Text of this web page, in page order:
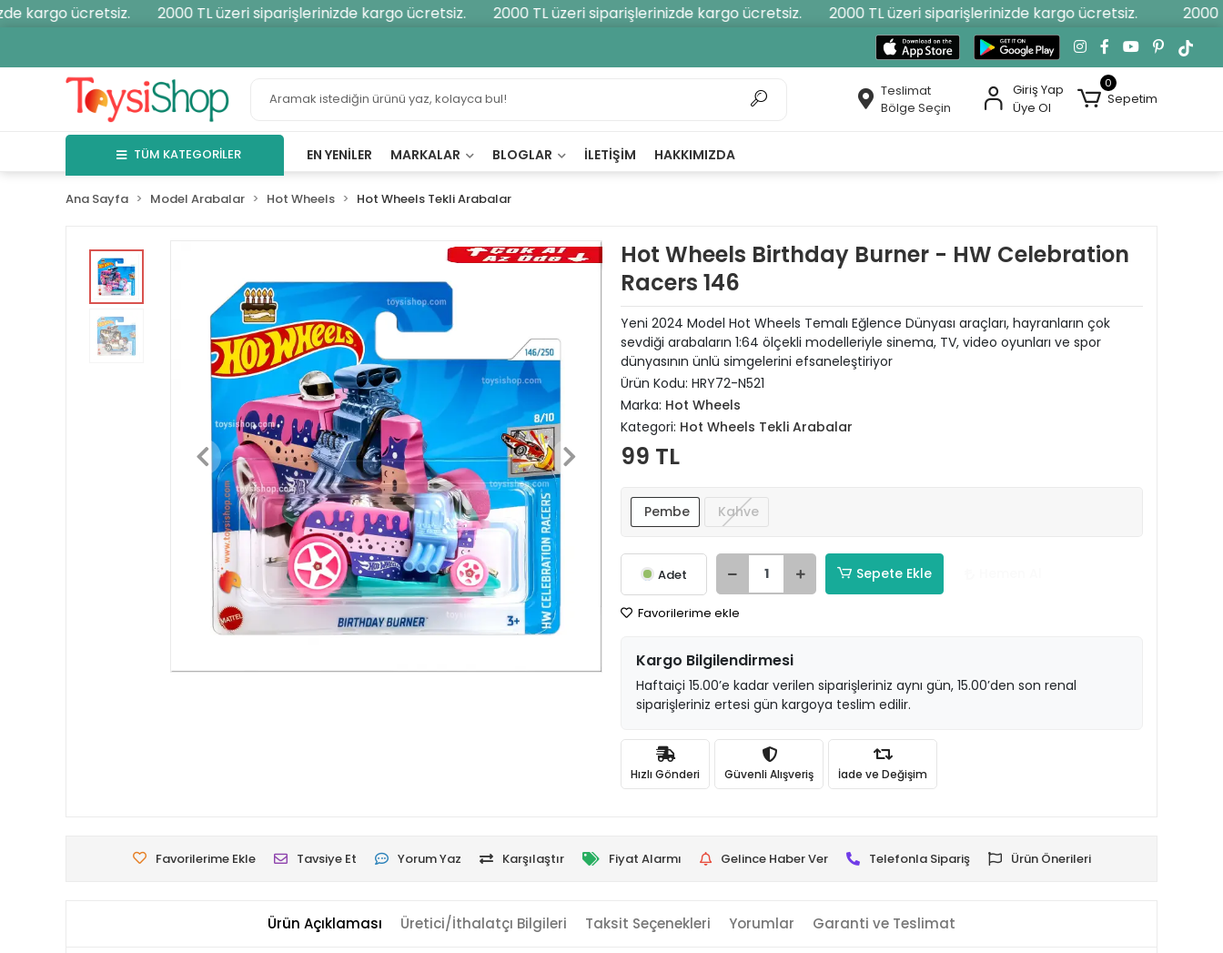
kargo ücretsiz. 2000 TL üzeri siparişlerinizde kargo ücretsiz. 2000 TL üzeri siparişlerinizde kargo ücretsiz. 2000 TL üzeri siparişlerinizde kargo ücretsiz. 2000
Teslimat
Bölge Seçin
Giriş Yap
Üye Ol
0
Sepetim
TÜM KATEGORİLER EN YENILER MARKALAR BLOGLAR İLETIŞIM HAKKIMIZDA
Ana Sayfa Model Arabalar Hot Wheels Hot Wheels Tekli Arabalar
Hot Wheels Birthday Burner - HW Celebration
Racers 146
Yeni 2024 Model Hot Wheels Temalı Eğlence Dünyası araçları, hayranların çok
sevdiği arabaların 1:64 ölçekli modelleriyle sinema, TV, video oyunları ve spor
dünyasının ünlü simgelerini efsaneleştiriyor
Ürün Kodu: HRY72-N521
Marka: Hot Wheels
Kategori: Hot Wheels Tekli Arabalar
99 TL
Pembe Kahve
Adet Sepete Ekle
Favorilerime ekle
Kargo Bilgilendirmesi
Haftaiçi 15.00’e kadar verilen siparişleriniz aynı gün, 15.00’den son renal
siparişleriniz ertesi gün kargoya teslim edilir.
Hızlı Gönderi Güvenli Alışveriş İade ve Değişim
Favorilerime Ekle Tavsiye Et Yorum Yaz Karşılaştır Fiyat Alarmı Gelince Haber Ver Telefonla Sipariş Ürün Önerileri
Ürün Açıklaması Üretici/İthalatçı Bilgileri Taksit Seçenekleri Yorumlar Garanti ve Teslimat